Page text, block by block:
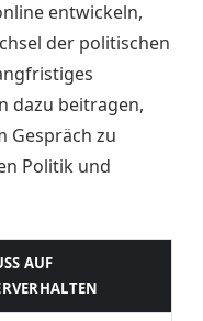
entwickeln,
der politischen
dazu beitragen,
Gespräch zu
Politik und
AUF